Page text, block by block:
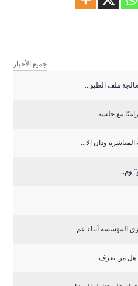
جميع الأخبار
ملف الطيو...
مع جلسة...
ودان الا...
وم...
المؤسسة أثناء عم...
هل من يعرف...